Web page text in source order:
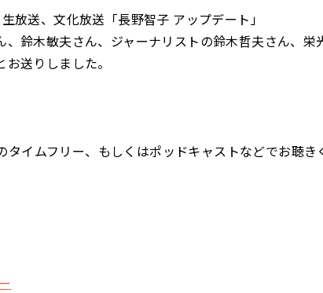
放送、文化放送「長野智子 アップデート」
、鈴木敏夫さん、ジャーナリストの鈴木哲夫さん、栄
お送りしました。
イムフリー、もしくはポッドキャストなどでお聴き